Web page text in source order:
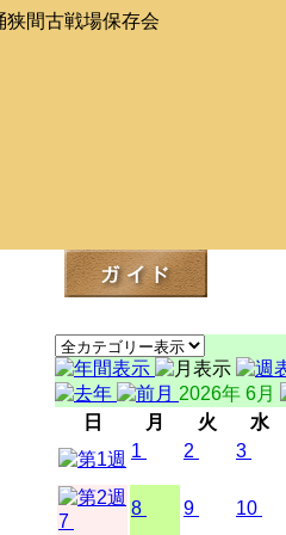
狭間古戦場保存会
2026年 6月
日
月 火 水
1
2 3
7
8 9 10